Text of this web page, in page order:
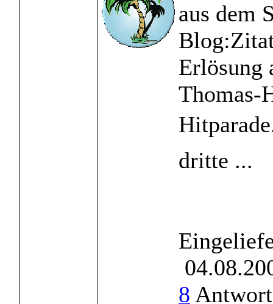
aus dem
Erlösung
Thomas-
dritte ...
8